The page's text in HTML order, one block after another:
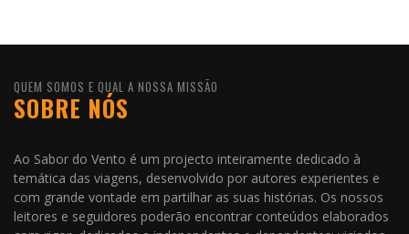
QUEM SOMOS E QUAL A NOSSA MISSÃO
SOBRE NÓS
Ao Sabor do Vento é um projecto inteiramente dedicado à
temática das viagens, desenvolvido por autores experientes e
com grande vontade em partilhar as suas histórias. Os nossos
leitores e seguidores poderão encontrar conteúdos elaborados